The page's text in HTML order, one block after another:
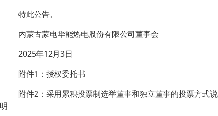
特此公告。
内蒙古蒙电华能热电股份有限公司董事会
2025年12月3日
附件1：授权委托书
附件2：采用累积投票制选举董事和独立董事的投票方式说
明